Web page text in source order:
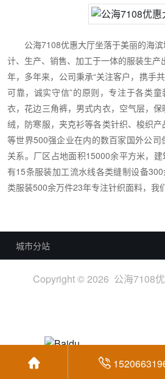
公海7108优惠大厅坐落于美丽的海
计、生产、销售、加工于一体的服装生
年，多年来，公司秉承“关注客户，携手
可靠，诚实守信”的原则，专注于各类
衣，花边三角裤，男式内衣，空气层，
绒，防寒服，夹克衫等各类针织、梭织
等世界500强企业在内的数百家国外公
关系。厂区占地面积15000余平方米，
有15条服装加工流水线各类缝制设备
类服装500余万件23年专注针织面料，我
城市分站
Copyright © 2026 公海7108